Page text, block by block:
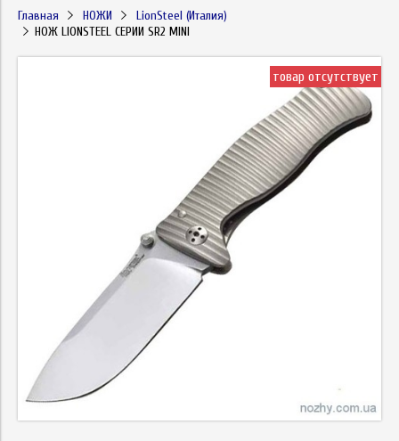
Главная НОЖИ
LionSteel (Италия)
НОЖ LIONSTEEL СЕРИИ SR2 MINI
товар отсутствует